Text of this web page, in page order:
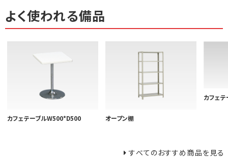
よく使われる備品
カフェテーブルW500*D500 オープン棚
カフェ
すべてのおすすめ商品を見る